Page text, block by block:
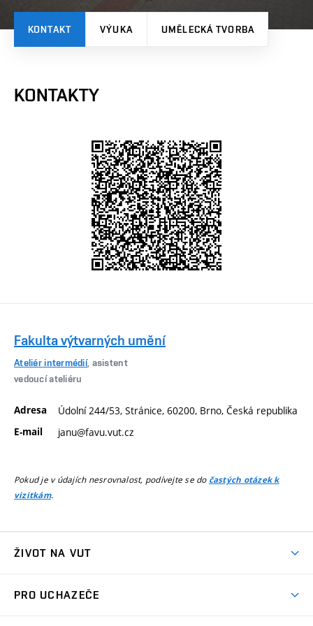
KONTAKT VÝUKA UMĚLECKÁ TVORBA
KONTAKTY
Fakulta výtvarných umění
Ateliér intermédií, asistent
vedoucí ateliéru
Adresa Údolní 244/53, Stránice, 60200, Brno, Česká republika
E-mail janu@favu.vut.cz
Pokud je v údajích nesrovnalost, podívejte se do častých otázek k
vizitkám.
ŽIVOT NA VUT
PRO UCHAZEČE